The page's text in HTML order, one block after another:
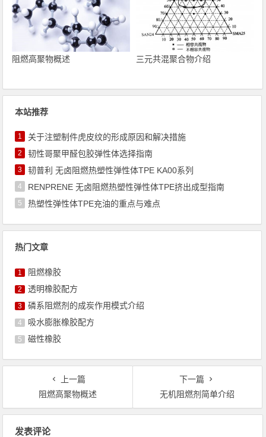
阻燃高聚物概述 三元共混聚合物介绍
本站推荐
1 关于注塑制件虎皮纹的形成原因和解决措施
2 韧性哥聚甲醛包胶弹性体选择指南
3 韧普利 无卤阻燃热塑性弹性体TPE KA00系列
4 RENPRENE 无卤阻燃热塑性弹性体TPE挤出成型指南
5 热塑性弹性体TPE充油的重点与难点
热门文章
1 阻燃橡胶
2 透明橡胶配方
3 磷系阻燃剂的成炭作用模式介绍
4 吸水膨胀橡胶配方
5 磁性橡胶
上一篇
阻燃高聚物概述
下一篇
无机阻燃剂简单介绍
发表评论